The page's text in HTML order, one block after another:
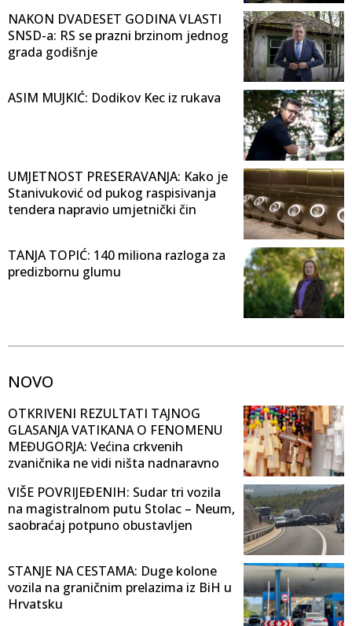
NAKON DVADESET GODINA VLASTI
SNSD-a: RS se prazni brzinom jednog
grada godišnje
ASIM MUJKIĆ: Dodikov Kec iz rukava
UMJETNOST PRESERAVANJA: Kako je
Stanivuković od pukog raspisivanja
tendera napravio umjetnički čin
TANJA TOPIĆ: 140 miliona razloga za
predizbornu glumu
NOVO
OTKRIVENI REZULTATI TAJNOG
GLASANJA VATIKANA O FENOMENU
MEĐUGORJA: Većina crkvenih
zvaničnika ne vidi ništa nadnaravno
VIŠE POVRIJEĐENIH: Sudar tri vozila
na magistralnom putu Stolac – Neum,
saobraćaj potpuno obustavljen
STANJE NA CESTAMA: Duge kolone
vozila na graničnim prelazima iz BiH u
Hrvatsku